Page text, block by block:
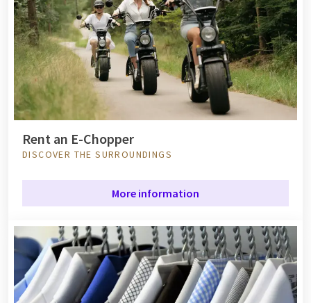
Rent an E-Chopper
DISCOVER THE SURROUNDINGS
More information